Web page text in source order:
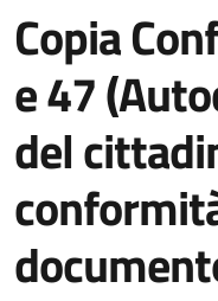
Copia
e 47
del